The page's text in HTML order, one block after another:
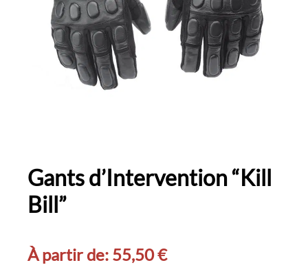
Gants d’Intervention “Kill
Bill”
À partir de: 55,50€